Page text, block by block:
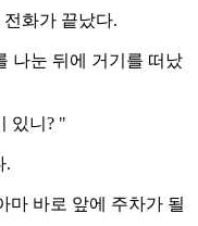
화가 끝났다.
나눈 뒤에 거기를 떠났
있니? "
.
마 바로 앞에 주차가 될